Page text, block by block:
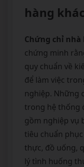
hàng
Chứng chỉ nhà
chứng minh
quy chuẩn về
để làm việc
nghiệp. Những
trong hệ thống
gồm nghiệp vụ
tiêu chuẩn
thực, đồ uống,
lý tình huống